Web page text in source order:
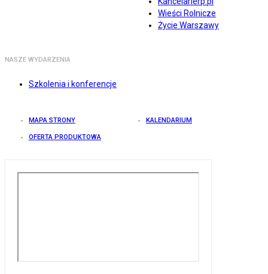
Wieści Rolnicze
Życie Warszawy
NASZE WYDARZENIA
Szkolenia i konferencje
MAPA STRONY KALENDARIUM
OFERTA PRODUKTOWA